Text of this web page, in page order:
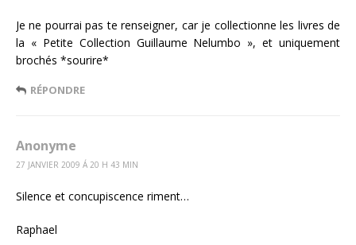
Je ne pourrai pas te renseigner, car je collectionne les livres de
la « Petite Collection Guillaume Nelumbo », et uniquement
brochés *sourire*
RÉPONDRE
Anonyme
27 JANVIER 2009 Á 20 H 43 MIN
Silence et concupiscence riment…
Raphael